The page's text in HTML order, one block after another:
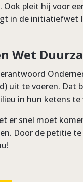
Ook pleit hij voor
in de initiatiefwet
Wet
uit te voeren. Dat
in hun ketens
er snel moet
Door de petitie